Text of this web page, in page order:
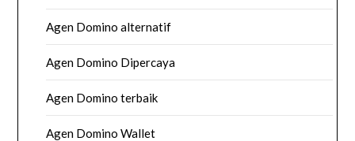
Agen Domino alternatif
Agen Domino Dipercaya
Agen Domino terbaik
Agen Domino Wallet